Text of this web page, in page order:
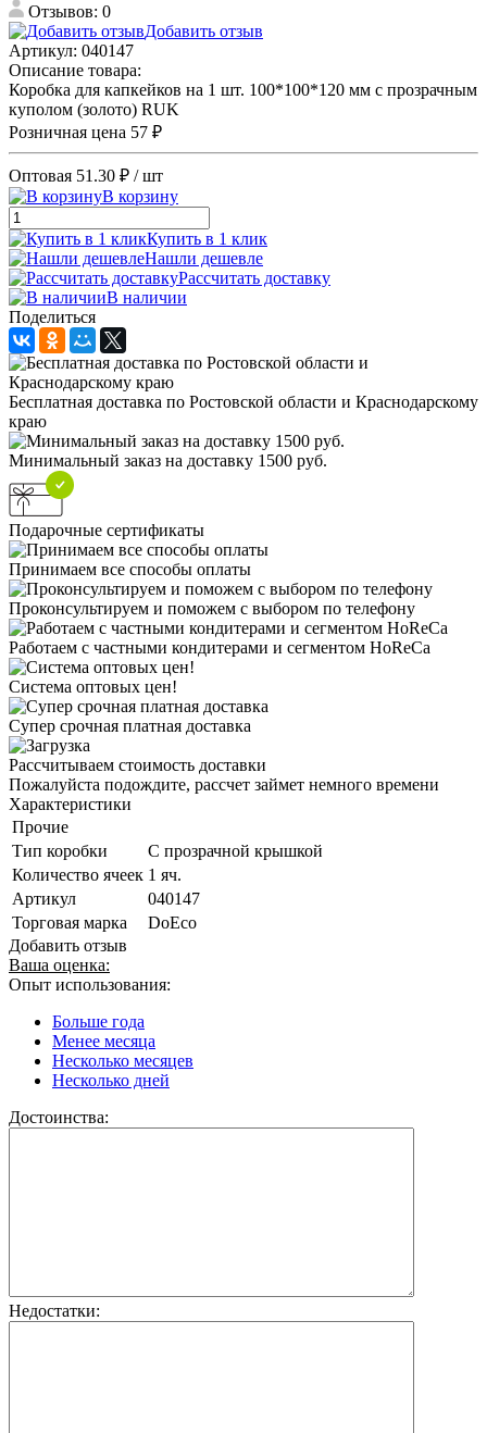
Отзывов: 0
Добавить отзыв
Артикул: 040147
Описание товара:
Коробка для капкейков на 1 шт. 100*100*120 мм с прозрачным
куполом (золото) RUK
Розничная цена 57 ₽
Оптовая 51.30 ₽ / шт
В корзину
Купить в 1 клик
Нашли дешевле
Рассчитать доставку
В наличии
Поделиться
Бесплатная доставка по Ростовской области и Краснодарскому
краю
Минимальный заказ на доставку 1500 руб.
Подарочные сертификаты
Принимаем все способы оплаты
Проконсультируем и поможем с выбором по телефону
Работаем с частными кондитерами и сегментом HoReCa
Система оптовых цен!
Супер срочная платная доставка
Рассчитываем стоимость доставки
Пожалуйста подождите, рассчет займет немного времени
Характеристики
Прочие
Тип коробки
С прозрачной крышкой
Количество ячеек 1 яч.
Артикул
040147
Торговая марка
DoEco
Добавить отзыв
Ваша оценка:
Опыт использования:
Больше года
Менее месяца
Несколько месяцев
Несколько дней
Достоинства:
Недостатки: